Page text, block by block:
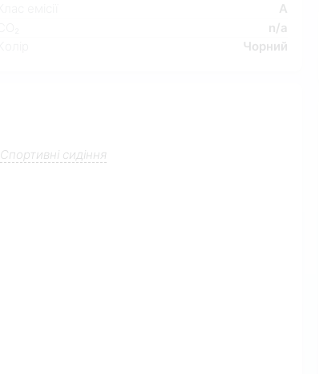
A
n/a
Чорний
Спортивні сидіння